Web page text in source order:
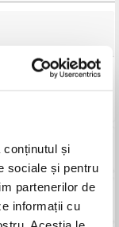
conținutul și
sociale și pentru
partenerilor de
informații cu
cu două rariţe